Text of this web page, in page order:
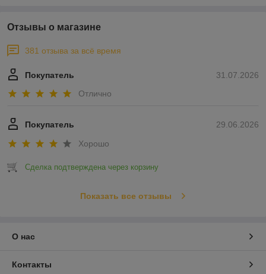
Отзывы о магазине
381 отзыва за всё время
31.07.2026
Покупатель
Отлично
29.06.2026
Покупатель
Хорошо
Сделка подтверждена через корзину
Показать все отзывы
О нас
Контакты